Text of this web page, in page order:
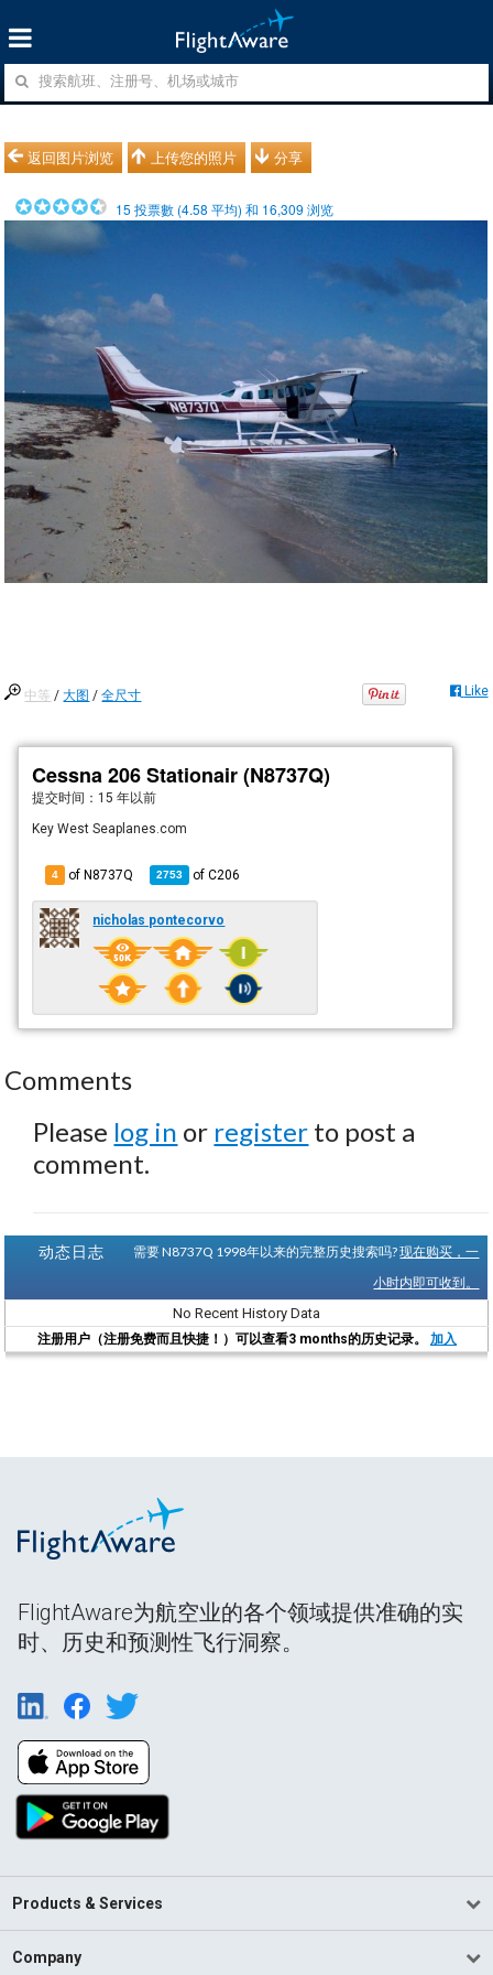
返回图片浏览 上传您的照片 分享
15 投票數 (4.58 平均) 和 16,309 浏览
中等 /大图 /全尺寸 Like
Cessna 206 Stationair (N8737Q)
提交时间： 15 年以前
Key West Seaplanes.com
4 of N8737Q 2753 ofC206
nicholas pontecorvo
Comments
Please log in or register to post a
comment.
动态日志 需要 N8737Q 1998年以来的完整历史搜索吗?现在购买，一
小时内即可收到。
No Recent History Data
注册用户（注册免费而且快捷！）可以查看3 months的历史记录。 加入
FlightAware为航空业的各个领域提供准确的实
时、历史和预测性飞行洞察。
Products & Services
Company